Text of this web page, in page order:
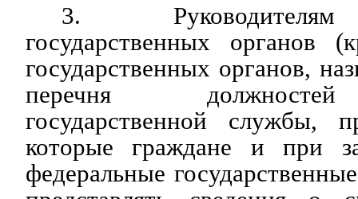
3.
государственных органов
государственных органов,
перечня
государственной службы,
которые граждане и при
федеральные